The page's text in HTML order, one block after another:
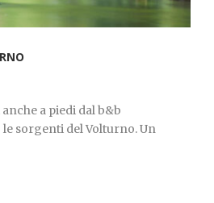
a piedi dal b&b
sorgenti del Volturno. Un